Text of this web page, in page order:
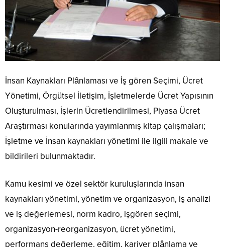
İnsan Kaynakları Plânlaması ve İş gören Seçimi, Ücret
Yönetimi, Örgütsel İletişim, İşletmelerde Ücret Yapısının
Oluşturulması, İşlerin Ücretlendirilmesi, Piyasa Ücret
Araştırması konularında yayımlanmış kitap çalışmaları;
İşletme ve İnsan kaynakları yönetimi ile ilgili makale ve
bildirileri bulunmaktadır.
Kamu kesimi ve özel sektör kuruluşlarında insan
kaynakları yönetimi, yönetim ve organizasyon, iş analizi
ve iş değerlemesi, norm kadro, işgören seçimi,
organizasyon-reorganizasyon, ücret yönetimi,
performans değerleme, eğitim, kariyer plânlama ve